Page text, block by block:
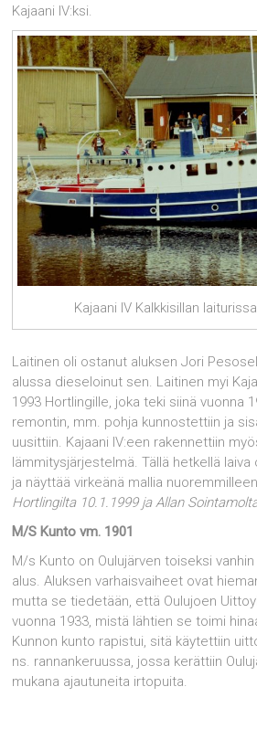
Kajaani IV:ksi.
Kajaani IV Kalkkisillan
Laitinen oli ostanut aluksen Jori
alussa dieseloinut sen. Laitinen myi
1993 Hortlingille, joka teki siinä vuonna
remontin, mm. pohja kunnostettiin ja
uusittiin. Kajaani IV:een rakennettiin
lämmitysjärjestelmä. Tällä hetkellä laiva
ja näyttää virkeänä mallia
Hortlingilta 10.1.1999 ja Allan
M/S Kunto vm. 1901
M/s Kunto on Oulujärven toiseksi
alus. Aluksen varhaisvaiheet ovat
mutta se tiedetään, että Oulujoen
vuonna 1933, mistä lähtien se toimi
Kunnon kunto rapistui, sitä käytettiin
ns. rannankeruussa, jossa kerättiin
mukana ajautuneita irtopuita.